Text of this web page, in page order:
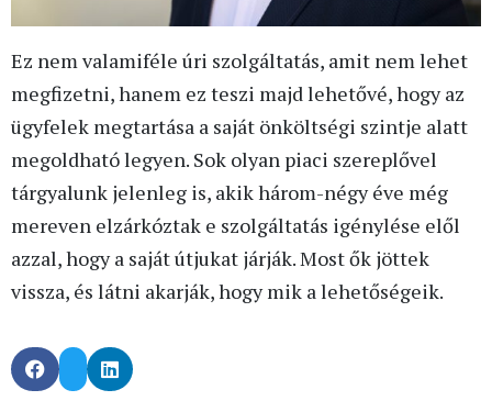
Ez nem valamiféle úri szolgáltatás, amit nem lehet
megfizetni, hanem ez teszi majd lehetővé, hogy az
ügyfelek megtartása a saját önköltségi szintje alatt
megoldható legyen. Sok olyan piaci szereplővel
tárgyalunk jelenleg is, akik három-négy éve még
mereven elzárkóztak e szolgáltatás igénylése elől
azzal, hogy a saját útjukat járják. Most ők jöttek
vissza, és látni akarják, hogy mik a lehetőségeik.